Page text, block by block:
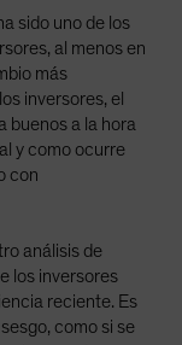
sido uno de los
al menos en
más
inversores, el
buenos a la hora
y como ocurre
con
análisis de
los inversores
reciente. Es
como si se